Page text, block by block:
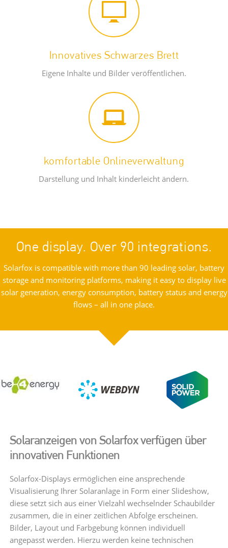
Innovatives Schwarzes Brett
Eigene Inhalte und Bilder veröffentlichen.
komfortable Onlineverwaltung
Darstellung und Inhalt kinderleicht ändern.
One display. Over 90 integrations.
Solarfox is compatible with more than 90 leading solar, battery
storage and monitoring platforms, making it easy to display live
solar generation, energy consumption, battery status and energy
flows – all in one place.
Solaranzeigen von Solarfox verfügen über
innovativen Funktionen
Solarfox-Displays ermöglichen eine ansprechende
Visualisierung Ihrer Solaranlage in Form einer Slideshow,
diese setzt sich aus einer Vielzahl wechselnder Schaubilder
zusammen, die in einer zeitlichen Abfolge erscheinen.
Bilder, Layout und Farbgebung können individuell
angepasst werden. Hierzu werden keine technischen